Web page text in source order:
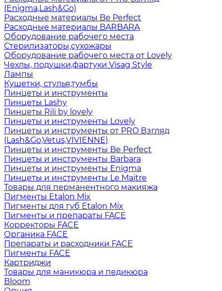
(Enigma,Lash&Go)
Расходные материалы Be Perfect
Расходные материалы BARBARA
Оборудование рабочего места
Стерилизаторы,сухожары
Оборудование рабочего места от Lovely
Чехлы, подушки,фартуки Visag Style
Лампы
Кушетки, стулья,тумбы
Пинцеты и инструменты
Пинцеты Lashy
Пинцеты Rili by lovely
Пинцеты и инструменты Lovely
Пинцеты и инструменты от PRO Взгляд
(Lash&Go,Vetus,VIVIENNE)
Пинцеты и инструменты Be Perfect
Пинцеты и инструменты Barbara
Пинцеты и инструменты Enigma
Пинцеты и инструменты Le Maitre
Товары для перманентного макияжа
Пигменты Etalon Mix
Пигменты для губ Etalon Mix
Пигменты и препараты FACE
Корректоры FACE
Органика FACE
Препараты и расходники FACE
Пигменты FACE
Картриджи
Товары для маникюра и педикюра
Bloom